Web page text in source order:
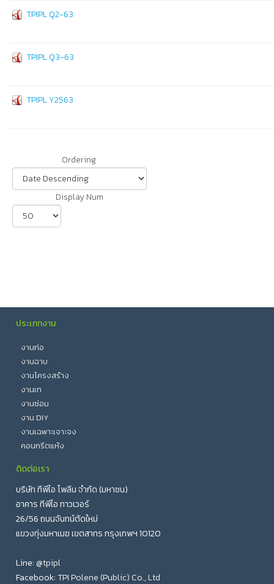
TPIPL Q2-63
TPIPL Q3-63
TPIPL Y2563
Ordering
Display Num
ประเภทงาน
งานก่อ
งานฉาบ
งานโครงสร้าง
งานเท
งานซ่อม
งาน DIY
งานเฉพาะเจาะจง
คอนกรีตแห้ง
ติดต่อเรา
บริษัท ทีพีไอ โพลีน จำกัด (มหาชน)
อาคาร ทีพีไอ ทาวเวอร์
26/56 ถนนจันทน์ตัดใหม่
แขวงทุ่งมหาเมฆ เขตสาทร กรุงเทพฯ 10120
Line:@tpipl
Facebook:TPI Polene (Public) Co., Ltd